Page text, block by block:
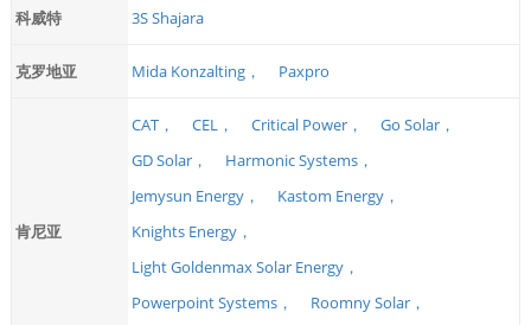
科威特 3S Shajara
克罗地亚 Mida Konzalting， Paxpro
肯尼亚
CAT， CEL， Critical Power，
Go Solar，
GD Solar，
Harmonic Systems，
Jemysun Energy，
Kastom Energy，
Knights Energy，
Light Goldenmax Solar Energy，
Powerpoint Systems，
Roomny Solar，